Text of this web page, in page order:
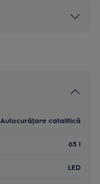
Autocurăţare catalitică
65 l
LED